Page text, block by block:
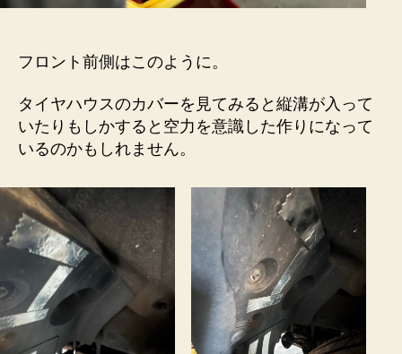
フロント前側はこのように。
タイヤハウスのカバーを見てみると縦溝が入って
いたりもしかすると空力を意識した作りになって
いるのかもしれません。